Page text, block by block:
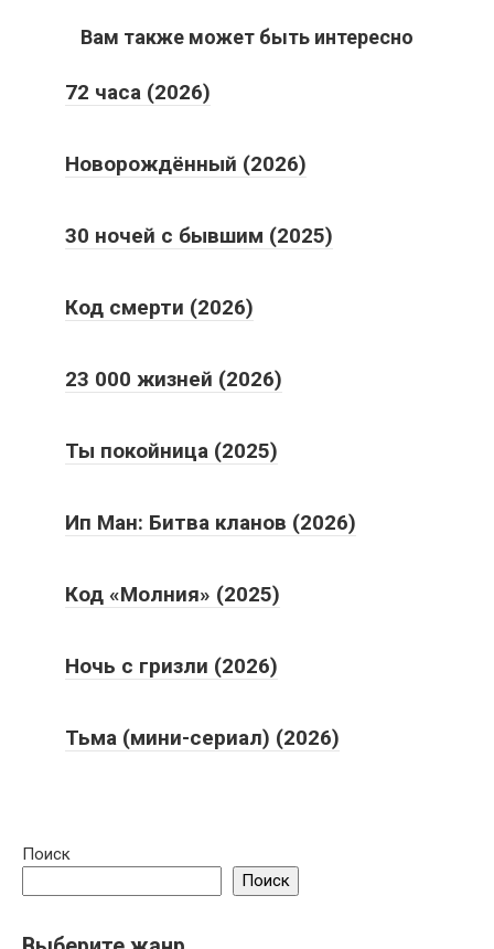
Вам также может быть интересно
72 часа (2026)
Новорождённый (2026)
30 ночей с бывшим (2025)
Код смерти (2026)
23 000 жизней (2026)
Ты покойница (2025)
Ип Ман: Битва кланов (2026)
Код «Молния» (2025)
Ночь с гризли (2026)
Тьма (мини-сериал) (2026)
Поиск
Поиск